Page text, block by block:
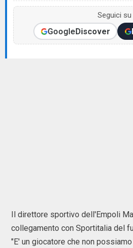
Seguici su
GoogleDiscover
Il direttore sportivo dell'Empoli
collegamento con Sportitalia del
"E' un giocatore che non